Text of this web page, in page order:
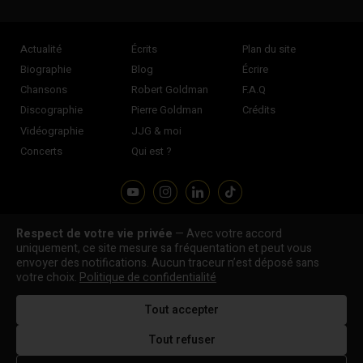
Actualité
Biographie
Chansons
Discographie
Vidéographie
Concerts
Écrits
Blog
Robert Goldman
Pierre Goldman
JJG & moi
Qui est ?
Plan du site
Écrire
F.A.Q
Crédits
Association "Parler d'sa vie" © Depuis 1997 - Tous droits réservés |
Signaler une erreur |Confidentialité|Gestion des cookies|Dernière
mise à jour : 05/08/2026
DESIGNED &
DEVELOPED BY
Respect de votre vie privée — Avec votre accord
uniquement, ce site mesure sa fréquentation et peut vous
envoyer des notifications. Aucun traceur n’est déposé sans
votre choix. Politique de confidentialité
Tout accepter
Tout refuser